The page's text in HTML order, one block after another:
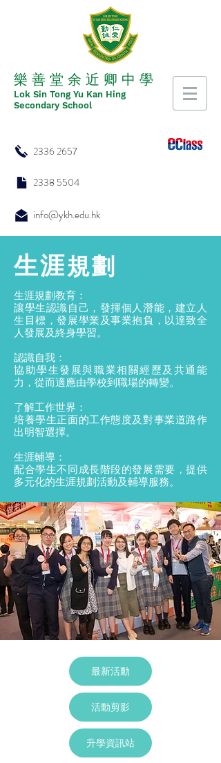
​​樂 善 堂 余 近 卿 中 學
​​Lok Sin Tong Yu Kan Hing
Secondary School
2336 2657
2338 5504
info@ykh.edu.hk
生涯規劃
生涯規劃教育：
讓學生認識自己，發揮個人潛能，建立人
生目標，發展學業及事業抱負，以達致全
人發展及終身學習。
認識自我：
協助學生發展與職業相關經歷及共通能
力，從而適應由學校到職場的轉變。
了解工作世界：
培養學生正面的工作態度及對事業道路作
出明智選擇。
生涯輔導：
配合學生不同成長階段的發展需要，提供
多元化的生涯規劃活動及輔導服務。
最新活動
活動剪影
升學資訊站